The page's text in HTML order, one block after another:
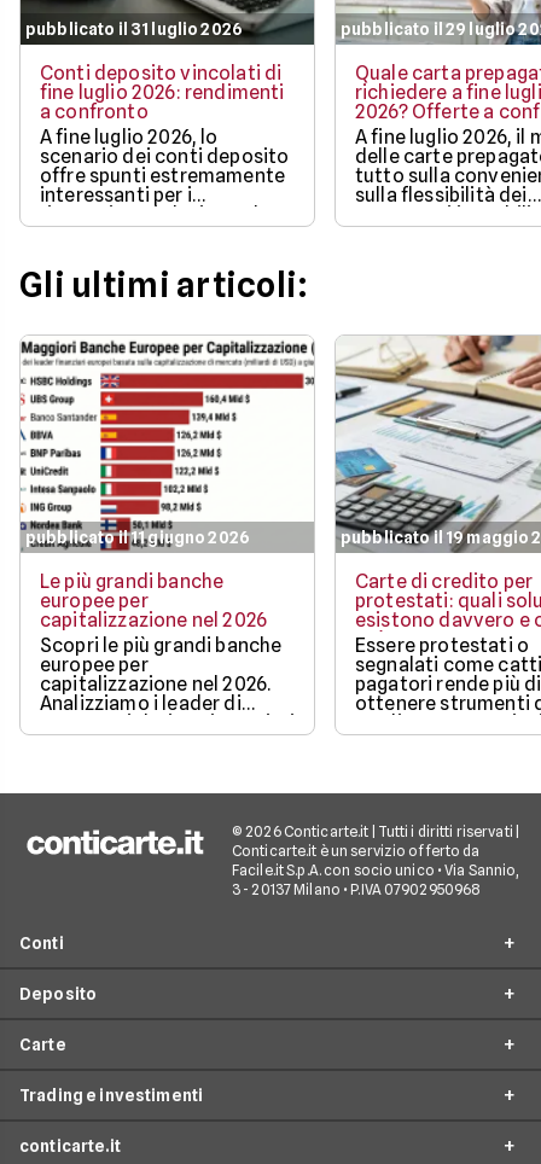
pubblicato il 31 luglio 2026
Conti deposito vincolati di
fine luglio 2026: rendimenti
a confronto
A fine luglio 2026, lo
scenario dei conti deposito
offre spunti estremamente
interessanti per i
risparmiatori che intendono
proteggere l'efficacia dei
pubblicato il 29 luglio
Quale carta
richiedere a fine
2026? Offerte a
A fine luglio 2026, il
delle carte
tutto sulla
sulla flessibilità dei
pagamenti in
bonus di benvenuto
Gli ultimi articoli:
pubblicato il 11 giugno 2026
Le più grandi banche
europee per
capitalizzazione nel 2026
Scopri le più grandi banche
europee per
capitalizzazione nel 2026.
Analizziamo i leader di
mercato, i dati aggiornati e i
fattori chiave che guidano il
pubblicato il 19 maggio
Carte di credito per
protestati: quali
esistono davvero e
può ottenere
Essere protestati o
segnalati come
pagatori rende più
ottenere strumenti
credito, ma non
restare
© 2026 Conticarte.it | Tutti i diritti riservati |
Conticarte.it è un servizio offerto da
Facile.it S.p.A. con socio unico • Via Sannio,
3 - 20137 Milano • P.IVA 07902950968
Conti
Conto corrente
Migliori conti correnti
Conti correnti a zero spese
Deposito
Migliori conti deposito
Conti deposito non vincolati
Carte
Confronta carte
Migliori carte di credito
Trading e investimenti
conticarte.it